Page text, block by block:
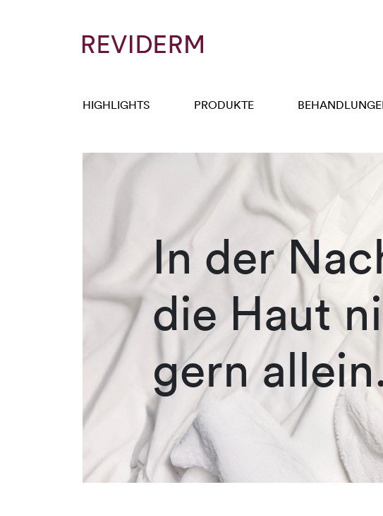
HIGHLIGHTS PRODUKTE
In der
die Haut
gern